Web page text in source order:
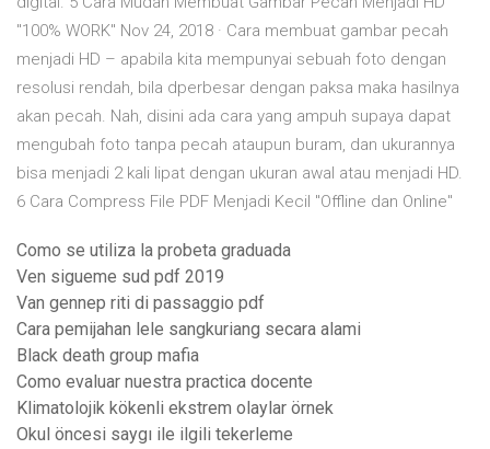
"100% WORK" Nov 24, 2018 · Cara membuat gambar pecah
menjadi HD – apabila kita mempunyai sebuah foto dengan
resolusi rendah, bila dperbesar dengan paksa maka hasilnya
akan pecah. Nah, disini ada cara yang ampuh supaya dapat
mengubah foto tanpa pecah ataupun buram, dan ukurannya
bisa menjadi 2 kali lipat dengan ukuran awal atau menjadi HD.
6 Cara Compress File PDF Menjadi Kecil "Offline dan Online"
Como se utiliza la probeta graduada
Ven sigueme sud pdf 2019
Van gennep riti di passaggio pdf
Cara pemijahan lele sangkuriang secara alami
Black death group mafia
Como evaluar nuestra practica docente
Klimatolojik kökenli ekstrem olaylar örnek
Okul öncesi saygı ile ilgili tekerleme